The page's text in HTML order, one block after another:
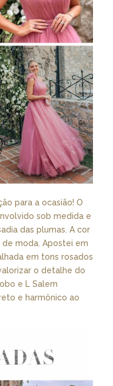
para a ocasião! O
sob medida e
das plumas. A cor
de moda. Apostei em
em tons rosados
o detalhe do
e L Salem
e harmônico ao